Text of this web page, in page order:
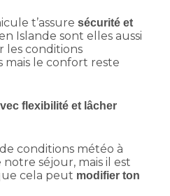
t’assure sécurité et
Islande sont elles aussi
les conditions
mais le confort reste
flexibilité et lâcher
conditions météo à
séjour, mais il est
cela peut modifier ton